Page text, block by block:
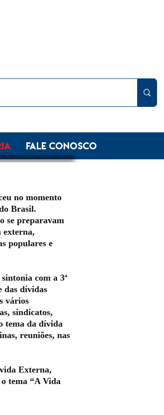
FALE CONOSCO
no momento
Brasil.
se preparavam
externa,
populares e
com a 3ª
das dívidas
vários
sindicatos,
tema da dívida
reuniões, nas
Externa,
tema “A Vida